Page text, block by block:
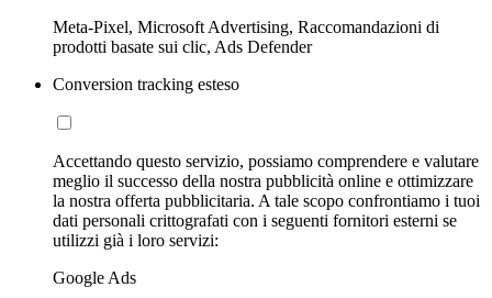
Meta-Pixel, Microsoft Advertising, Raccomandazioni di
prodotti basate sui clic, Ads Defender
Conversion tracking esteso
Accettando questo servizio, possiamo comprendere e valutare
meglio il successo della nostra pubblicità online e ottimizzare
la nostra offerta pubblicitaria. A tale scopo confrontiamo i tuoi
dati personali crittografati con i seguenti fornitori esterni se
utilizzi già i loro servizi:
Google Ads